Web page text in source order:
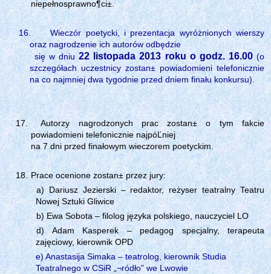
niepełnosprawno¶ci±.
16.
Wieczór poetycki, i prezentacja wyróżnionych wierszy
oraz nagrodzenie ich autorów odbędzie
się w dniu22 listopada 2013 roku o godz. 16.00(o
szczegółach uczestnicy zostan± powiadomieni telefonicznie
na co najmniej dwa tygodnie przed dniem finału konkursu).
Autorzy nagrodzonych prac zostan± o tym fakcie
powiadomieni telefonicznie najpóĽniej
na 7 dni przed finałowym wieczorem poetyckim.
Prace ocenione zostan± przez jury:
a) Dariusz Jezierski – redaktor, reżyser teatralny Teatru
Nowej Sztuki Gliwice
b) Ewa Sobota – filolog języka polskiego, nauczyciel LO
d) Adam Kasperek – pedagog specjalny, terapeuta
zajęciowy, kierownik OPD
e) Anastasija Simaka – teatrolog, kierownik Studia
Teatralnego w CSiR „¬ródło” we Lwowie